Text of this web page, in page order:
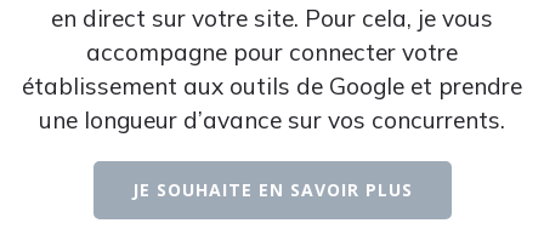
en direct sur votre site. Pour cela, je vous
accompagne pour connecter votre
établissement aux outils de Google et prendre
une longueur d’avance sur vos concurrents.
JE SOUHAITE EN SAVOIR PLUS